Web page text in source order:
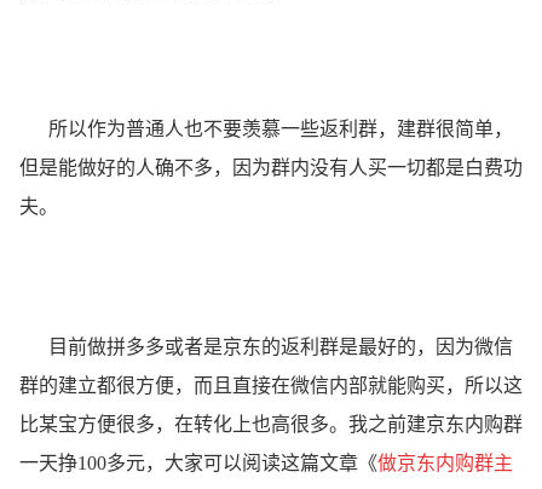
所以作为普通人也不要羡慕一些返利群，建群很简单，
但是能做好的人确不多，因为群内没有人买一切都是白费功
夫。
目前做拼多多或者是京东的返利群是最好的，因为微信
群的建立都很方便，而且直接在微信内部就能购买，所以这
比某宝方便很多，在转化上也高很多。我之前建京东内购群
一天挣100多元，大家可以阅读这篇文章《做京东内购群主